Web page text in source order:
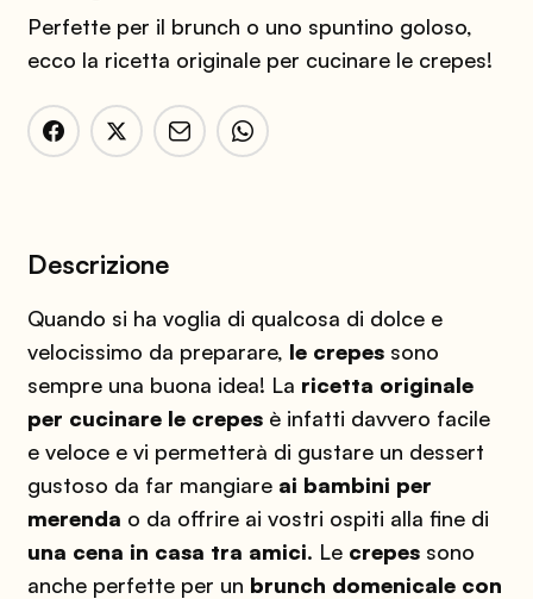
Perfette per il brunch o uno spuntino goloso,
ecco la ricetta originale per cucinare le crepes!
Descrizione
Quando si ha voglia di qualcosa di dolce e
velocissimo da preparare, le crepes sono
sempre una buona idea! La ricetta originale
per cucinare le crepesè infatti davvero facile
e veloce e vi permetterà di gustare un dessert
gustoso da far mangiare ai bambini per
merenda o da offrire ai vostri ospiti alla fine di
una cena in casa tra amici. Le crepessono
anche perfette per un brunch domenicale con